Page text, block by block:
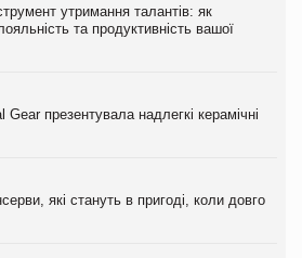
утримання талантів: як
та продуктивність вашої
презентувала надлегкі керамічні
які стануть в пригоді, коли довго